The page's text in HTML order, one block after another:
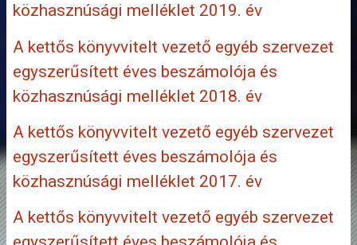
közhasznúsági melléklet 2019. év
A kettős könyvvitelt vezető egyéb szervezet
egyszerűsített éves beszámolója és
közhasznúsági melléklet 2018. év
A kettős könyvvitelt vezető egyéb szervezet
egyszerűsített éves beszámolója és
közhasznúsági melléklet 2017. év
A kettős könyvvitelt vezető egyéb szervezet